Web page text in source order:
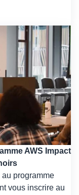
AWS Impact
programme
vous inscrire au